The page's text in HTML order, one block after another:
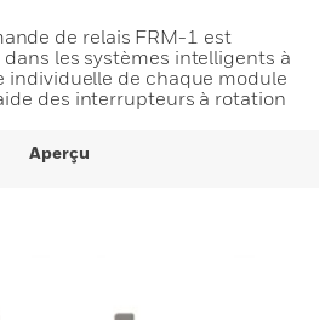
de relais FRM-1 est
les systèmes intelligents à
individuelle de chaque module
des interrupteurs à rotation
Aperçu